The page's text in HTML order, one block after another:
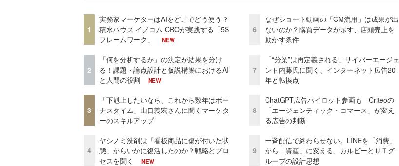
1
実務家マーケターはAIをどこでどう使う？
積水ハウス イノコム CROが実践する「5S
フレームワーク」
NEW
2
「何を分析するか」の決定が結果を分け
る！課題・論点設計と仮説構築におけるAI
と人間の役割
NEW
3
「下剋上したいなら、これから数年はボー
ナスタイム」山口義宏さんに聞くマーケタ
ーのスキルアップ
4
ヤシノミ洗剤は「看板商品に傷が付いた状
態」からいかに復活したのか？戦略とプロ
セスを聞く
NEW
6
なぜショート動画の「CM流用」は成果が出
ないのか？購買データが示す、店頭売上を
動かす条件
7
「“分業”は再定義される」サイバーエージェ
ント内藤氏に聞く、インターネット広告20
年と転換点
8
ChatGPT広告パイロット参画も Criteoの
「エージェンティック・コマース」が変え
る広告の判断
9
一斉配信で終わらせない。LINEを「消費」
から「資産」に変える、カルビーとＵＴグ
ループの設計思想